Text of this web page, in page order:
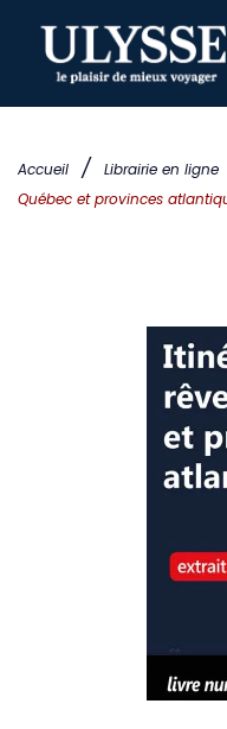
Accueil / Librairie en ligne
Québec et provinces